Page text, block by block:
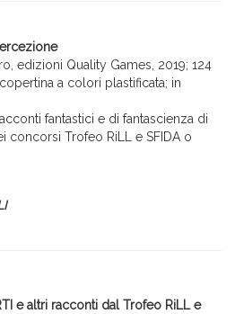
edizioni Quality Games, 2019; 124
a colori plastificata; in
fantastici e di fantascienza di
concorsi Trofeo RiLL e SFIDA o
e altri racconti dal Trofeo RiLL e